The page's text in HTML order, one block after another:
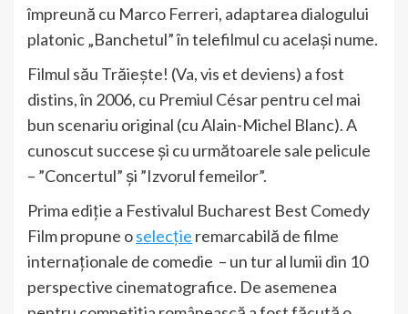
împreună cu Marco Ferreri, adaptarea dialogului
platonic „Banchetul” în telefilmul cu același nume.
Filmul său Trăiește! (Va, vis et deviens) a fost
distins, în 2006, cu Premiul César pentru cel mai
bun scenariu original (cu Alain-Michel Blanc). A
cunoscut succese și cu următoarele sale pelicule
– ”Concertul” și ”Izvorul femeilor”.
Prima ediție a Festivalul Bucharest Best Comedy
Film propune oselecție remarcabilă de filme
internaționale de comedie – un tur al lumii din 10
perspective cinematografice. De asemenea